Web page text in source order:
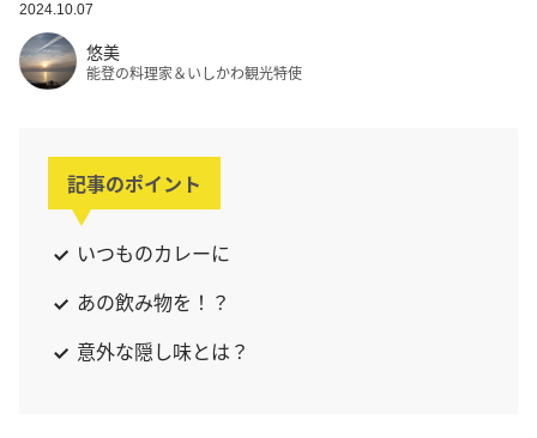
2024.10.07
悠美
能登の料理家＆いしかわ観光特使
記事のポイント
いつものカレーに
あの飲み物を！？
意外な隠し味とは？